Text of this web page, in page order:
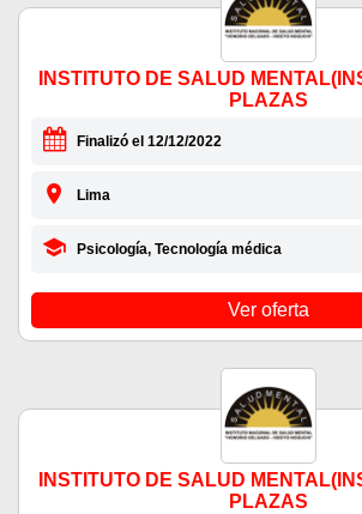
INSTITUTO DE SALUD
PLAZAS
Finalizó el 12/12/2022
Lima
Psicología, Tecnología médica
Ver oferta
INSTITUTO DE SALUD
PLAZAS